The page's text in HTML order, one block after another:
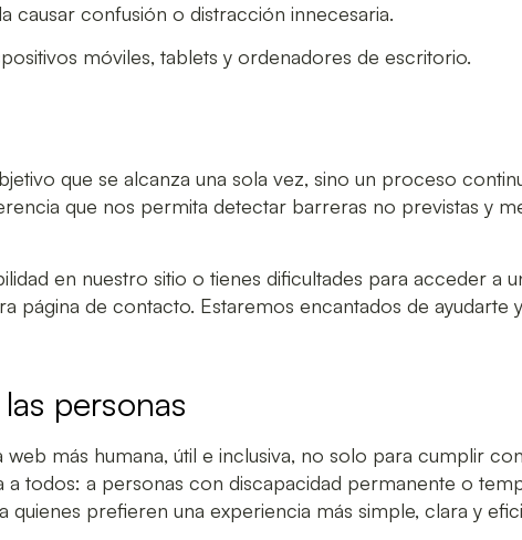
causar confusión o distracción innecesaria.
móviles, tablets y ordenadores de escritorio.
que se alcanza una sola vez, sino un proceso
que nos permita detectar barreras no previstas y
en nuestro sitio o tienes dificultades para acceder a
página de contacto. Estaremos encantados de
personas
web más humana, útil e inclusiva, no solo para cumplir
todos: a personas con discapacidad permanente o
quienes prefieren una experiencia más simple, clara y